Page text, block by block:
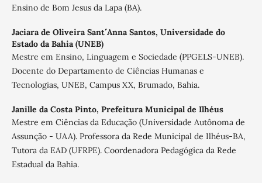
Ensino de Bom Jesus da Lapa (BA).
Jaciara de Oliveira Sant´´ Anna Santos, Universidade do
Estado da Bahia (UNEB)
Mestre em Ensino, Linguagem e Sociedade (PPGELS-UNEB).
Docente do Departamento de Ciências Humanas e
Tecnologias, UNEB, Campus XX, Brumado, Bahia.
Janille da Costa Pinto, Prefeitura Municipal de Ilhéus
Mestre em Ciências da Educação (Universidade Autônoma de
Assunção - UAA). Professora da Rede Municipal de Ilhéus-BA,
Tutora da EAD (UFRPE). Coordenadora Pedagógica da Rede
Estadual da Bahia.